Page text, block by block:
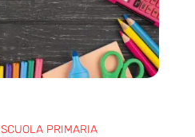
SCUOLA PRIMARIA